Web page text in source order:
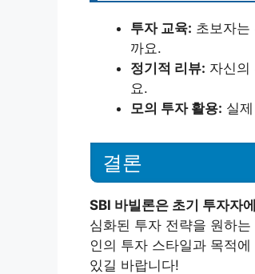
투자 교육: 초보자는
까요.
정기적 리뷰: 자신의
요.
모의 투자 활용: 실
결론
SBI 바빌론은 초기 투자자
심화된 투자 전략을 원하
인의 투자 스타일과 목적
있길 바랍니다!